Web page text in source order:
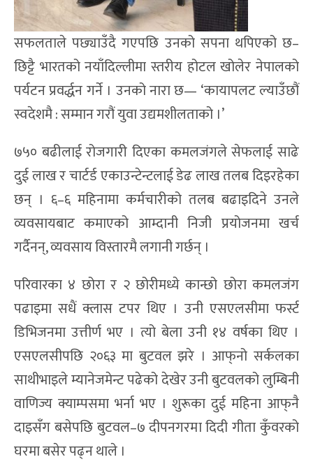
सफलताले पछ्याउँदै गएपछि उनको सपना थपिएको छ–
छिट्टै भारतको नयाँदिल्लीमा स्तरीय होटल खोलेर नेपालको
पर्यटन प्रवर्द्धन गर्ने । उनको नारा छ— ‘कायापलट ल्याउँछौं
स्वदेशमै : सम्मान गरौं युवा उद्यमशीलताको ।’
७५० बढीलाई रोजगारी दिएका कमलजंगले सेफलाई साढे
दुई लाख र चार्टर्ड एकाउन्टेन्टलाई डेढ लाख तलब दिइरहेका
छन् । ६–६ महिनामा कर्मचारीको तलब बढाइदिने उनले
व्यवसायबाट कमाएको आम्दानी निजी प्रयोजनमा खर्च
गर्दैनन्, व्यवसाय विस्तारमै लगानी गर्छन् ।
परिवारका ४ छोरा र २ छोरीमध्ये कान्छो छोरा कमलजंग
पढाइमा सधैं क्लास टपर थिए । उनी एसएलसीमा फर्स्ट
डिभिजनमा उत्तीर्ण भए । त्यो बेला उनी १४ वर्षका थिए ।
एसएलसीपछि २०६३ मा बुटवल झरे । आफ्‌नो सर्कलका
साथीभाइले म्यानेजमेन्ट पढेको देखेर उनी बुटवलको लुम्बिनी
वाणिज्य क्याम्पसमा भर्ना भए । शुरूका दुई महिना आफ्‌नै
दाइसँग बसेपछि बुटवल–७ दीपनगरमा दिदी गीता कुँवरको
घरमा बसेर पढ्न थाले ।